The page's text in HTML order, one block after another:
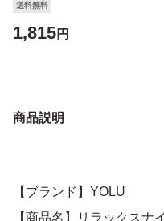
送料無料
1,815円
商品説明
【ブランド】YOLU
【商品名】リラックスナ